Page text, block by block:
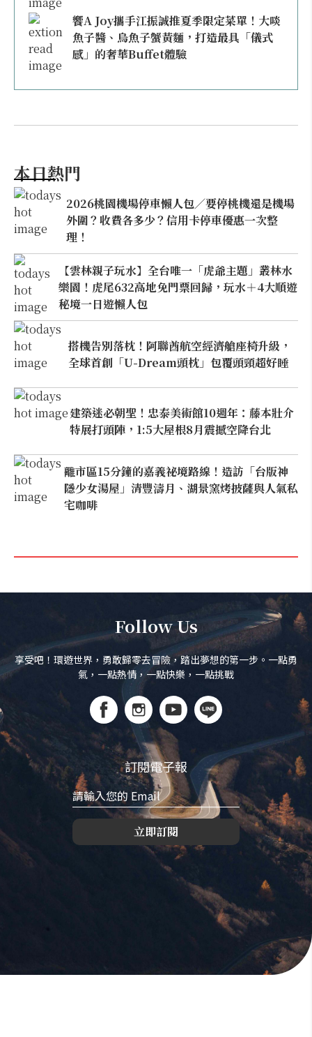
饗A Joy攜手江振誠推夏季限定菜單！大啖
魚子醬、烏魚子蟹黃麵，打造最具「儀式
感」的奢華Buffet體驗
本日熱門
2026桃園機場停車懶人包／要停桃機還是機場
外圍？收費各多少？信用卡停車優惠一次整
理！
【雲林親子玩水】全台唯一「虎爺主題」叢林水
樂園！虎尾632高地免門票回歸，玩水＋4大順遊
秘境一日遊懶人包
搭機告別落枕！阿聯酋航空經濟艙座椅升級，
全球首創「U-Dream頭枕」包覆頭頸超好睡
建築迷必朝聖！忠泰美術館10週年：藤本壯介
特展打頭陣，1:5大屋根8月震撼空降台北
離市區15分鐘的嘉義祕境路線！造訪「台版神
隱少女湯屋」清豐濤月、湖景窯烤披薩與人氣私
宅咖啡
Follow Us
享受吧！環遊世界，勇敢歸零去冒險，踏出夢想的第一步。一點勇
氣，一點熱情，一點快樂，一點挑戰
訂閱電子報
立即訂閱